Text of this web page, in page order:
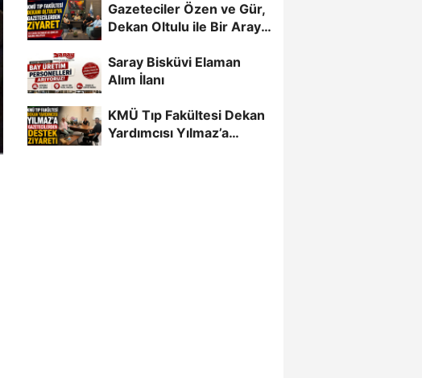
Gazeteciler Özen ve Gür,
Dekan Oltulu ile Bir Araya
Saray Bisküvi Elaman
Alım İlanı
KMÜ Tıp Fakültesi Dekan
Yardımcısı Yılmaz’a